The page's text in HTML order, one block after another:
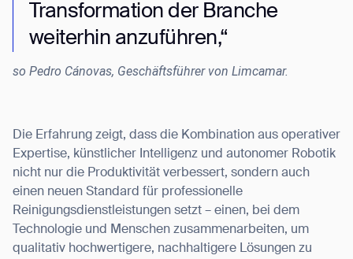
Transformation der Branche
weiterhin anzuführen,“
so Pedro Cánovas, Geschäftsführer von Limcamar.
Die Erfahrung zeigt, dass die Kombination aus operativer
Expertise, künstlicher Intelligenz und autonomer Robotik
nicht nur die Produktivität verbessert, sondern auch
einen neuen Standard für professionelle
Reinigungsdienstleistungen setzt – einen, bei dem
Technologie und Menschen zusammenarbeiten, um
qualitativ hochwertigere, nachhaltigere Lösungen zu